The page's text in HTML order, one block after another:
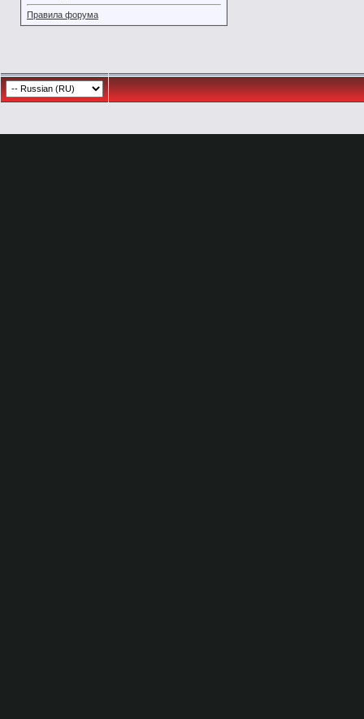
Правила форума